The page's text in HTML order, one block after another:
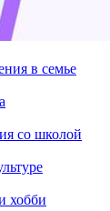
в семье
со школой
хобби